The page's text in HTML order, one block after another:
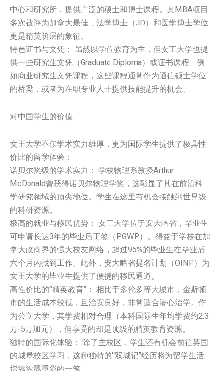
中心和研究所，提供广泛的硕士和博士课程。其MBA项目
多次被评为加拿大最佳，法学博士（JD）和医学博士学位
更是精英阶层的象征。
特色证书与文凭： 虽然以学位教育为主，但女王大学也提
供一些研究生文凭（Graduate Diploma）或证书课程，例
如商业研究生文凭课程，这些课程通常作为通往硕士学位
的桥梁，或者为在职专业人士提供技能提升的机会。
对中国学生的价值
女王大学不仅学术实力雄厚，更为国际学生提供了极具性
价比的留学体验：
诺贝尔奖级的学术实力： 学校物理系教授Arthur
McDonald曾获得诺贝尔物理学奖，这彰显了其在前沿科
学研究领域的顶尖地位。学生在这里有机会接触到世界级
的科研资源。
极高的就业与移民优势： 女王大学位于安大略省，毕业生
可申请长达3年的毕业后工签（PGWP）。得益于学校在加
拿大政商界的强大校友网络，超过95%的毕业生在毕业后
六个月内找到工作。此外，安大略省提名计划（OINP）为
女王大学的毕业生提供了便捷的移民通道。
高性价比的“精英教育”： 相比于多伦多等大城市，金斯顿
市的生活成本较低，且治安良好，非常适合潜心治学。作
为公立大学，其学费相对合理（本科国际生年均学费约2.3
万-5万加元），但享受的却是顶级的精英教育资源。
独特的国际化体验： 除了主校区，学生还有机会前往英国
的城堡校区学习，这种独特的“双城记”经历将为留学生活
增添浓墨重彩的一笔。